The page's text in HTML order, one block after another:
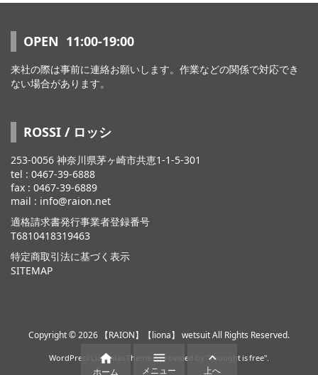
OPEN 11:00-19:00
来社の際は事前に連絡お願いします。作業などの関係で対応でき
ない場合があります。
ROSSI / ロッシ
253-0056 神奈川県茅ヶ崎市共恵1-1-5-301
tel : 0467-39-6888
fax : 0467-39-6889
mail : info@raion.net
適格請求書発行事業者登録番号
T6810418319463
特定商取引法に基づく表示
SITEMAP
Copyright ©2026 【RAION】【liona】 wetsuitAll Rights Reserved.
WordPress Luxeritas Theme is provided by " Thought is free".

ホーム

メニュー

上へ